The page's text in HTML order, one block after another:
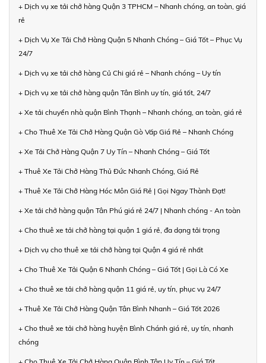
+ Dịch vụ xe tải chở hàng Quận 3 TPHCM – Nhanh chóng, an toàn, giá
rẻ
+ Dịch Vụ Xe Tải Chở Hàng Quận 5 Nhanh Chóng – Giá Tốt – Phục Vụ
24/7
+ Dịch vụ xe tải chở hàng Củ Chi giá rẻ – Nhanh chóng – Uy tín
+ Dịch vụ xe tải chở hàng quận Tân Bình uy tín, giá tốt, 24/7
+ Xe tải chuyển nhà quận Bình Thạnh – Nhanh chóng, an toàn, giá rẻ
+ Cho Thuê Xe Tải Chở Hàng Quận Gò Vấp Giá Rẻ – Nhanh Chóng
+ Xe Tải Chở Hàng Quận 7 Uy Tín – Nhanh Chóng – Giá Tốt
+ Thuê Xe Tải Chở Hàng Thủ Đức Nhanh Chóng, Giá Rẻ
+ Thuê Xe Tải Chở Hàng Hóc Môn Giá Rẻ | Gọi Ngay Thành Đạt!
+ Xe tải chở hàng quận Tân Phú giá rẻ 24/7 | Nhanh chóng - An toàn
+ Cho thuê xe tải chở hàng tại quận 1 giá rẻ, đa dạng tải trọng
+ Dịch vụ cho thuê xe tải chở hàng tại Quận 4 giá rẻ nhất
+ Cho Thuê Xe Tải Quận 6 Nhanh Chóng – Giá Tốt | Gọi Là Có Xe
+ Cho thuê xe tải chở hàng quận 11 giá rẻ, uy tín, phục vụ 24/7
+ Thuê Xe Tải Chở Hàng Quận Tân Bình Nhanh – Giá Tốt 2026
+ Cho thuê xe tải chở hàng huyện Bình Chánh giá rẻ, uy tín, nhanh
chóng